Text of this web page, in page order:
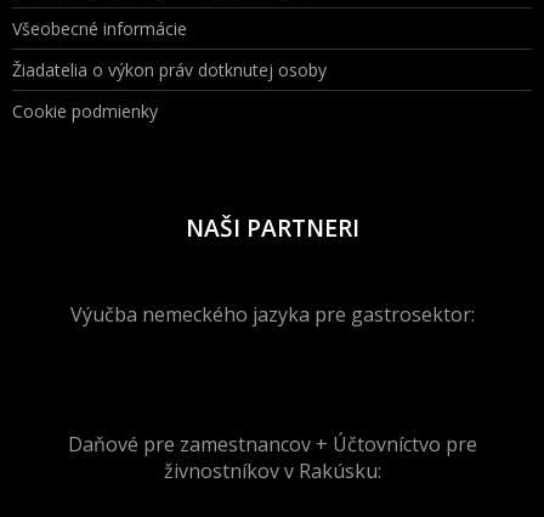
Všeobecné informácie
Žiadatelia o výkon práv dotknutej osoby
Cookie podmienky
NAŠI PARTNERI
Výučba nemeckého jazyka pre gastrosektor:
Daňové pre zamestnancov + Účtovníctvo pre
živnostníkov v Rakúsku: